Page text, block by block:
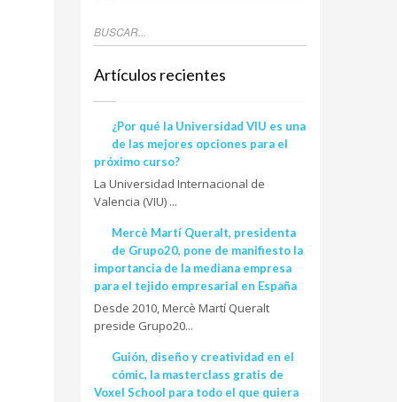
Artículos recientes
¿Por qué la Universidad VIU es una
de las mejores opciones para el
próximo curso?
La Universidad Internacional de
Valencia (VIU) ...
Mercè Martí Queralt, presidenta
de Grupo20, pone de manifiesto la
importancia de la mediana empresa
para el tejido empresarial en España
Desde 2010, Mercè Martí Queralt
preside Grupo20...
Guión, diseño y creatividad en el
cómic, la masterclass gratis de
Voxel School para todo el que quiera